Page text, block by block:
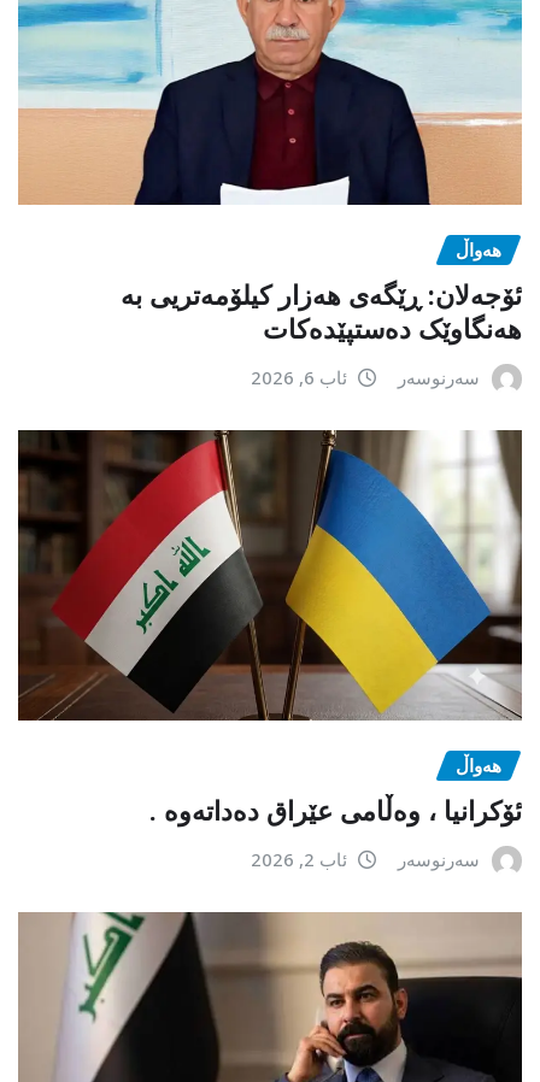
هەواڵ
ئۆجەلان: ڕێگەی هەزار کیلۆمەتریی بە
هەنگاوێک دەستپێدەکات
سەرنوسەر ئاب 6, 2026
هەواڵ
ئۆکرانیا ، وەڵامی عێراق دەداتەوە .
سەرنوسەر ئاب 2, 2026